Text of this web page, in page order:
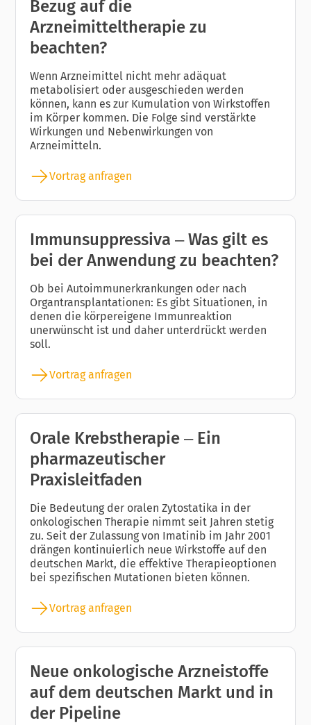
Bezug auf die
Arzneimitteltherapie zu
beachten?
Wenn Arzneimittel nicht mehr adäquat
metabolisiert oder ausgeschieden werden
können, kann es zur Kumulation von Wirkstoffen
im Körper kommen. Die Folge sind verstärkte
Wirkungen und Nebenwirkungen von
Arzneimitteln.
Vortrag anfragen
Immunsuppressiva – Was gilt es
bei der Anwendung zu beachten?
Ob bei Autoimmunerkrankungen oder nach
Organtransplantationen: Es gibt Situationen, in
denen die körpereigene Immunreaktion
unerwünscht ist und daher unterdrückt werden
soll.
Vortrag anfragen
Orale Krebstherapie – Ein
pharmazeutischer
Praxisleitfaden
Die Bedeutung der oralen Zytostatika in der
onkologischen Therapie nimmt seit Jahren stetig
zu. Seit der Zulassung von Imatinib im Jahr 2001
drängen kontinuierlich neue Wirkstoffe auf den
deutschen Markt, die effektive Therapieoptionen
bei spezifischen Mutationen bieten können.
Vortrag anfragen
Neue onkologische Arzneistoffe
auf dem deutschen Markt und in
der Pipeline